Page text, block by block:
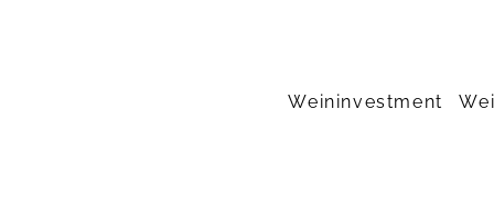
Weininvestment